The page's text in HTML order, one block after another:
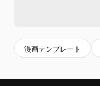
漫画テンプレート